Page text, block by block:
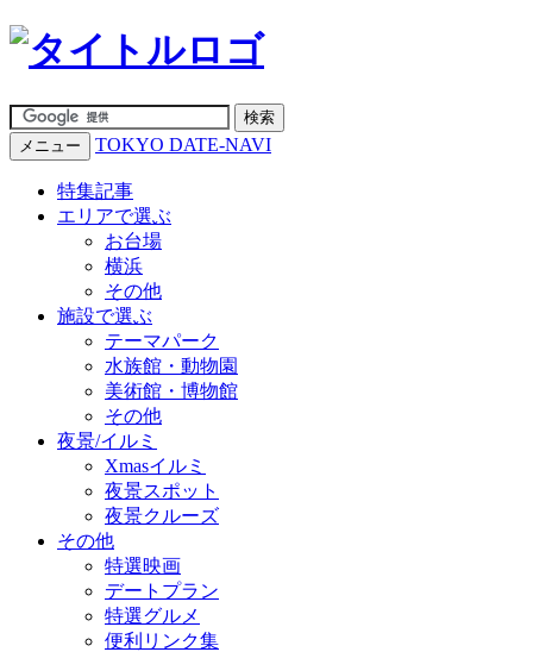
メニュー TOKYO DATE-NAVI
特集記事
エリアで選ぶ
お台場
横浜
その他
施設で選ぶ
テーマパーク
水族館・動物園
美術館・博物館
その他
夜景/イルミ
Xmasイルミ
夜景スポット
夜景クルーズ
その他
特選映画
デートプラン
特選グルメ
便利リンク集